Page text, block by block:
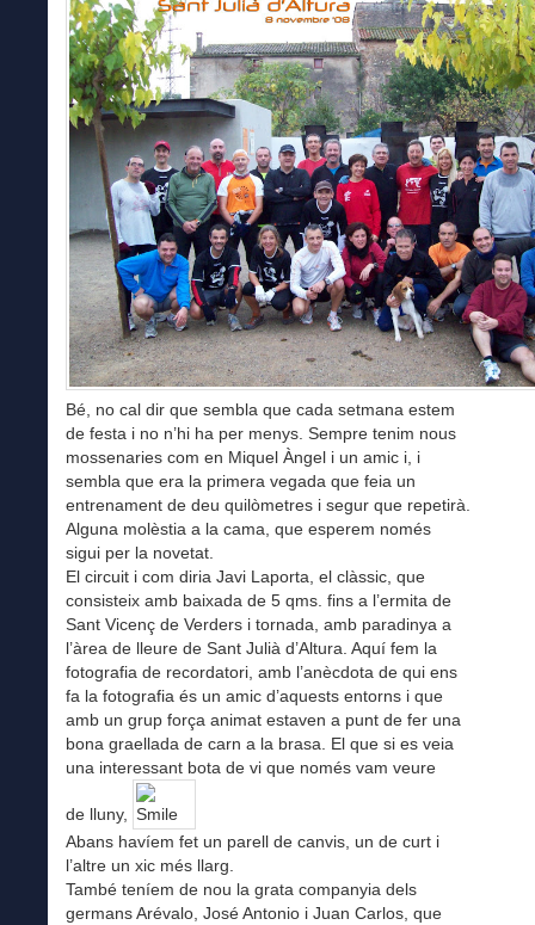
Bé, no cal dir que sembla que cada setmana estem
de festa i no n’hi ha per menys. Sempre tenim nous
mossenaries com en Miquel Àngel i un amic i, i
sembla que era la primera vegada que feia un
entrenament de deu quilòmetres i segur que repetirà.
Alguna molèstia a la cama, que esperem només
sigui per la novetat.
El circuit i com diria Javi Laporta, el clàssic, que
consisteix amb baixada de 5 qms. fins a l’ermita de
Sant Vicenç de Verders i tornada, amb paradinya a
l’àrea de lleure de Sant Julià d’Altura. Aquí fem la
fotografia de recordatori, amb l’anècdota de qui ens
fa la fotografia és un amic d’aquests entorns i que
amb un grup força animat estaven a punt de fer una
bona graellada de carn a la brasa. El que si es veia
una interessant bota de vi que només vam veure
de lluny,
Abans havíem fet un parell de canvis, un de curt i
l’altre un xic més llarg.
També teníem de nou la grata companyia dels
germans Arévalo, José Antonio i Juan Carlos, que